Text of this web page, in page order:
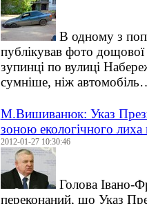
В одному з
публікував фото дощової
зупинці по вулиці
сумніше, ніж
М.Вишиванюк: Указ
зоною екологічного лиха
2012-01-27 10:30:46
Голова Івано-
переконаний, що Указ